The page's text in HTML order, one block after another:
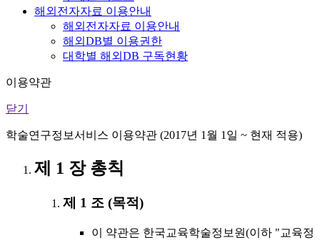
해외전자자료 이용안내
해외전자자료 이용안내
해외DB별 이용권한
대학별 해외DB 구독현황
이용약관
닫기
학술연구정보서비스 이용약관 (2017년 1월 1일 ~ 현재 적용)
제 1 장 총칙
제 1 조 (목적)
이 약관은 한국교육학술정보원(이하 "교육정